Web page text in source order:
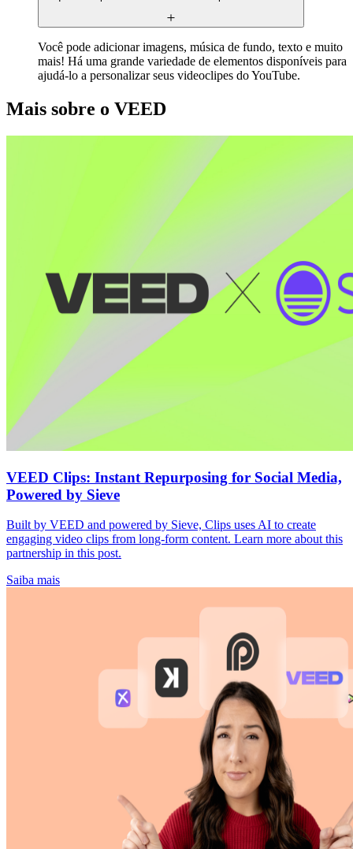
Você pode adicionar imagens, música de fundo, texto e muito
mais! Há uma grande variedade de elementos disponíveis para
ajudá-lo a personalizar seus videoclipes do YouTube.
Mais sobre o VEED
VEED Clips: Instant Repurposing for Social Media,
Powered by Sieve
Built by VEED and powered by Sieve, Clips uses AI to create
engaging video clips from long-form content. Learn more about this
partnership in this post.
Saiba mais